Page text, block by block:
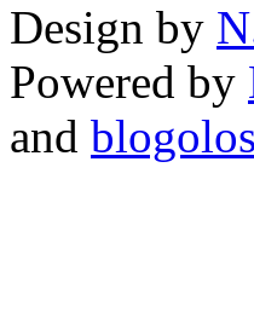
Design by
Powered by
and